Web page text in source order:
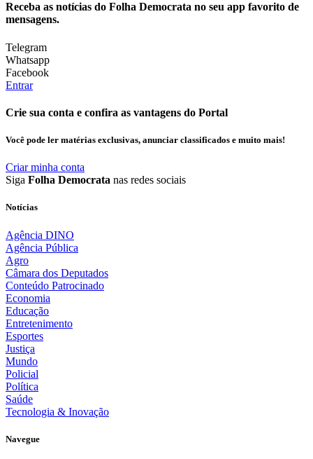
Receba as notícias do Folha Democrata no seu app favorito de
mensagens.
Telegram
Whatsapp
Facebook
Entrar
Crie sua conta e confira as vantagens do Portal
Você pode ler matérias exclusivas, anunciar classificados e muito mais!
Criar minha conta
Siga Folha Democrata nas redes sociais
Notícias
Agência DINO
Agência Pública
Agro
Câmara dos Deputados
Conteúdo Patrocinado
Economia
Educação
Entretenimento
Esportes
Justiça
Mundo
Policial
Política
Saúde
Tecnologia & Inovação
Navegue